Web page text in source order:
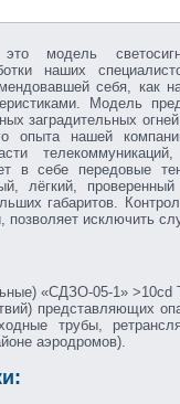
модель
наших
себя, как
Модель
заградительных
опыта нашей
в себе передовые
лёгкий,
габаритов.
позволяет исключить
«СДЗО-05-1» >10cd
представляющих
трубы,
аэродромов).